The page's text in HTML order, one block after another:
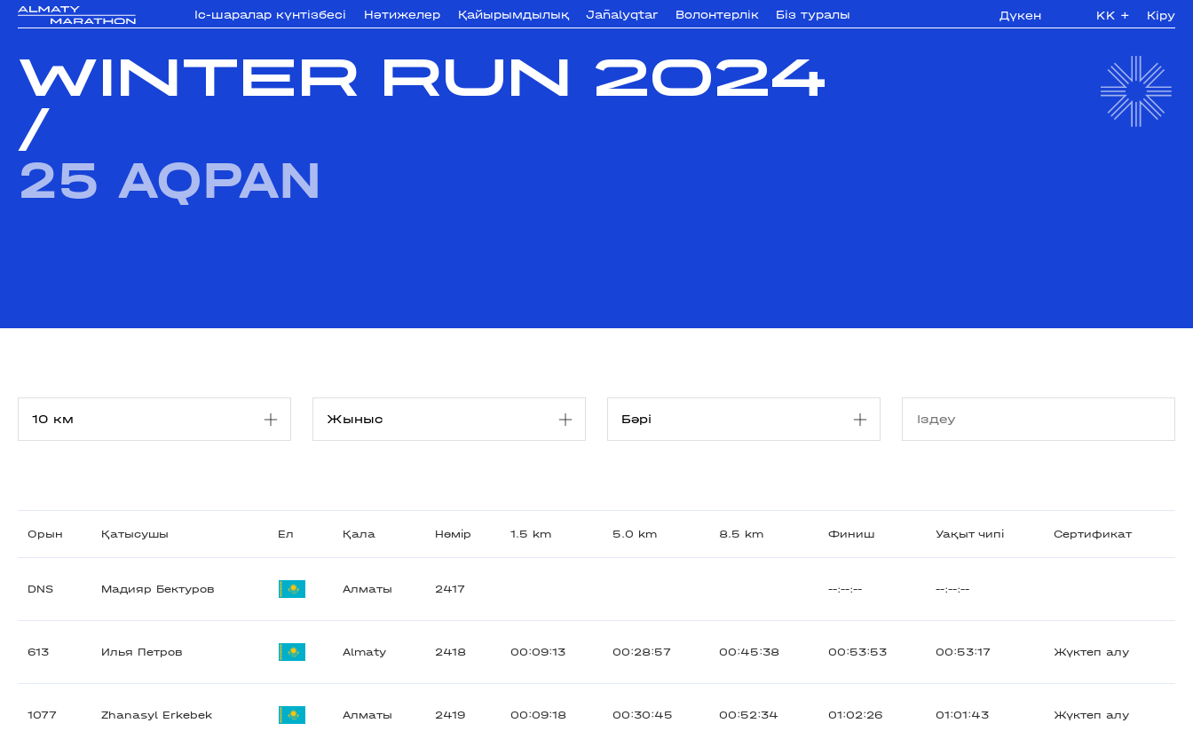
Iс-шаралар күнтізбесi Нәтижелер Қайырымдылық Jañalyqtar Волонтерлік Біз туралы Дүкен KK + Кіру
WINTER RUN 2024
/
25 AQPAN
Орын Қатысушы Ел Қала Нөмір 1.5 km 5.0 km 8.5 km Финиш Уақыт чипі Сертификат
DNS Мадияр Бектуров Алматы 2417 --:--:-- --:--:--
613 Илья Петров Almaty 2418 00:09:13 00:28:57 00:45:38 00:53:53 00:53:17 Жүктеп алу
1077 Zhanasyl Erkebek Алматы 2419 00:09:18 00:30:45 00:52:34 01:02:26 01:01:43 Жүктеп алу